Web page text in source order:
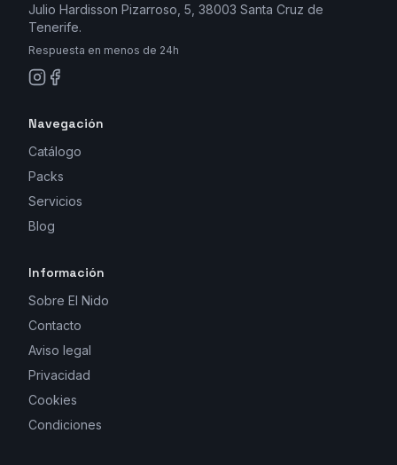
Julio Hardisson Pizarroso, 5, 38003 Santa Cruz de
Tenerife.
Respuesta en menos de 24h
Navegación
Catálogo
Packs
Servicios
Blog
Información
Sobre El Nido
Contacto
Aviso legal
Privacidad
Cookies
Condiciones